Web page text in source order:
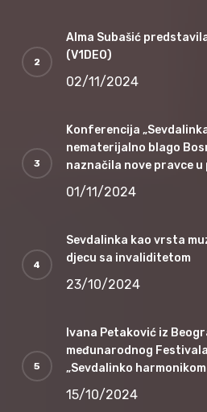
Alma Subašić
(V1DEO)
02/11/2024
Konferencija
nematerijalno blago
naznačila nove pravce u
01/11/2024
Sevdalinka kao vrsta
djecu sa invaliditetom
23/10/2024
Ivana Petaković iz
međunarodnog
„Sevdalinko
15/10/2024